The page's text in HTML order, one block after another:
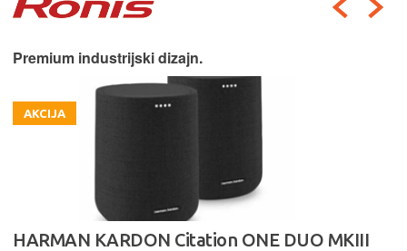
Premium industrijski dizajn.
AKCIJA
HARMAN KARDON Citation ONE DUO MKIII